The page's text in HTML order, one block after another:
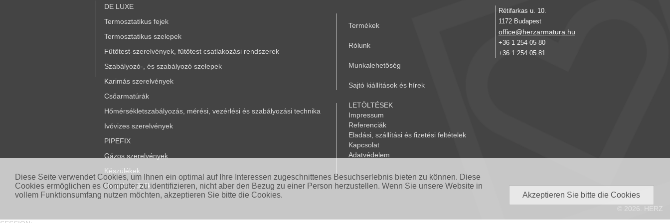
Diese Seite verwendet Cookies, um Ihnen ein optimal auf Ihre Interessen zugeschnittenes Besuchserlebnis bieten zu können. Diese
Cookies ermöglichen es Computer zu identifizieren, nicht aber den Bezug zu einer Person herzustellen. Wenn Sie unsere Website in
vollem Funktionsumfang nutzen möchten, akzeptieren Sie bitte die Cookies.
Akzeptieren Sie bitte die Cookies
DE LUXE
Termosztatikus fejek
Termosztatikus szelepek
Fűtőtest-szerelvények, fűtőtest csatlakozási rendszerek
Szabályozó-, és szabályozó szelepek
Karimás szerelvények
Csőarmatúrák
Hőmérsékletszabályozás, mérési, vezérlési és szabályozási technika
Ivóvizes szerelvények
PIPEFIX
Gázos szerelvények
Készülékek
Osztók-gyűjtők
Termékek
Rólunk
Munkalehetőség
Sajtó kiállítások és hírek
LETÖLTÉSEK
Referenciák
Kapcsolat
Impressum
Eladási, szállítási és fizetési feltételek
Adatvédelem
Rétifarkas u. 10.
1172 Budapest
office@herzarmatura.hu
+36 1 254 05 80
+36 1 254 05 81
© 2026. HERZ